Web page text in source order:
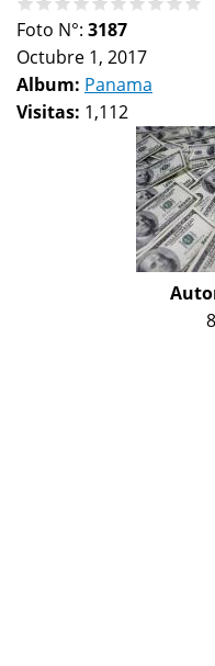
Foto N°: 3187
Octubre 1, 2017
Album: Panama
Visitas: 1,112